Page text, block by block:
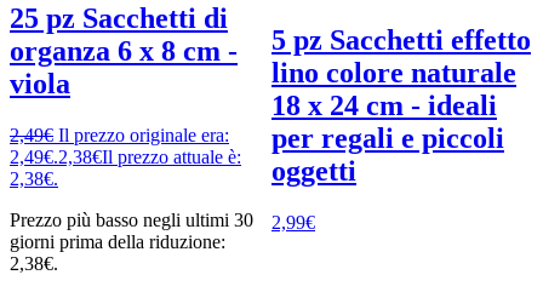
25 pz Sacchetti di
organza 6 x 8 cm -
viola
2,49€ Il prezzo originale era:
2,49€.2,38€Il prezzo attuale è:
2,38€.
Prezzo più basso negli ultimi 30
giorni prima della riduzione:
2,38€.
5 pz Sacchetti effetto
lino colore naturale
18 x 24 cm - ideali
per regali e piccoli
oggetti
2,99€